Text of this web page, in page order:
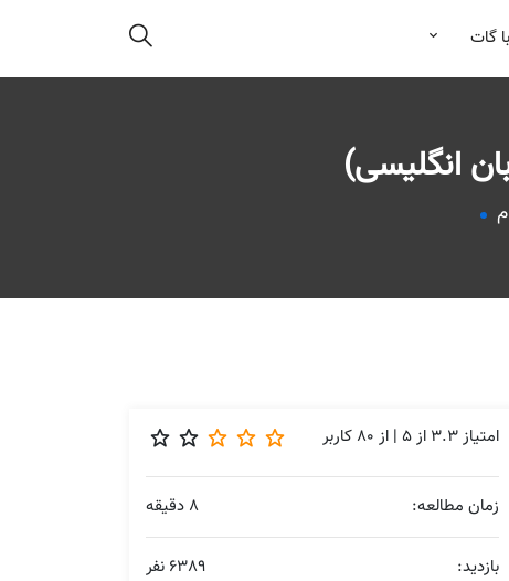
گات
انگلیسی)
امتیاز3.3 از5 | از 80 کاربر
زمان مطالعه: 8 دقیقه
بازدید: 6389 نفر